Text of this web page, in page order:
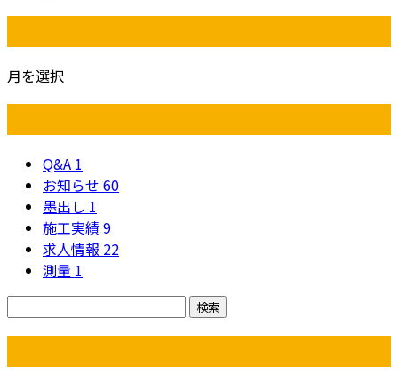
月を選択
Q&A 1
お知らせ 60
墨出し 1
施工実績9
求人情報 22
測量 1